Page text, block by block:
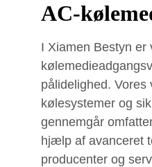
AC-
I Xiamen Bestyn er
pålidelighed.
kølesystemer og
gennemgår
hjælp af avanceret
producenter og